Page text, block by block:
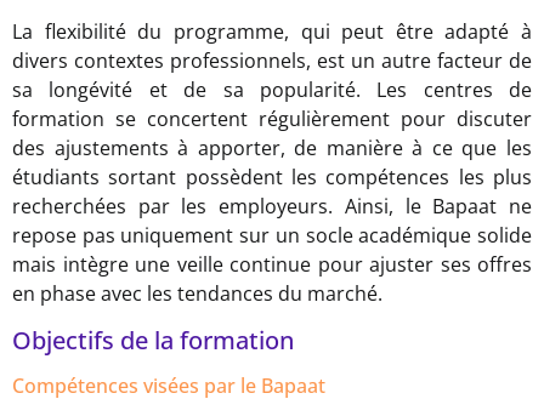
La flexibilité du programme, qui peut être adapté à
divers contextes professionnels, est un autre facteur de
sa longévité et de sa popularité. Les centres de
formation se concertent régulièrement pour discuter
des ajustements à apporter, de manière à ce que les
étudiants sortant possèdent les compétences les plus
recherchées par les employeurs. Ainsi, le Bapaat ne
repose pas uniquement sur un socle académique solide
mais intègre une veille continue pour ajuster ses offres
en phase avec les tendances du marché.
Objectifs de la formation
Compétences visées par le Bapaat